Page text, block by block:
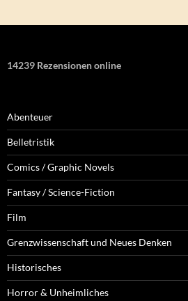
14239 Rezensionen online
Abenteuer
Belletristik
Comics / Graphic Novels
Fantasy / Science-Fiction
Film
Grenzwissenschaft und Neues Denken
Historisches
Horror & Unheimliches